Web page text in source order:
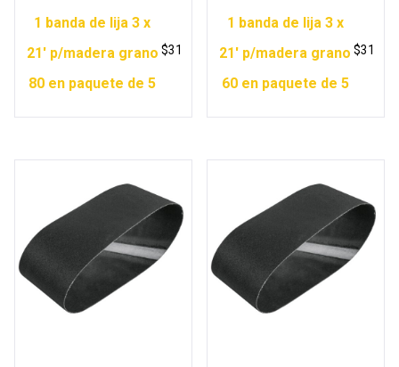
1 banda de lija 3 x
21′ p/madera grano
80 en paquete de 5
$31
1 banda de lija 3 x
21′ p/madera grano
60 en paquete de 5
$31